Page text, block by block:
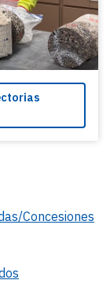
Concesiones